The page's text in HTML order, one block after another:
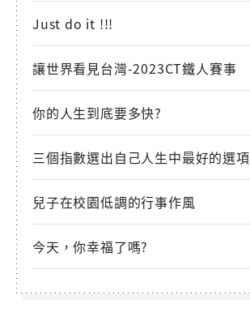
Just do it !!!
讓世界看見台灣-2023CT鐵人賽事
你的人生到底要多快?
三個指數選出自己人生中最好的選項
兒子在校園低調的行事作風
今天，你幸福了嗎?